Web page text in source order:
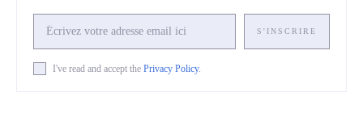
S'INSCRIRE
I've read and accept the Privacy Policy.